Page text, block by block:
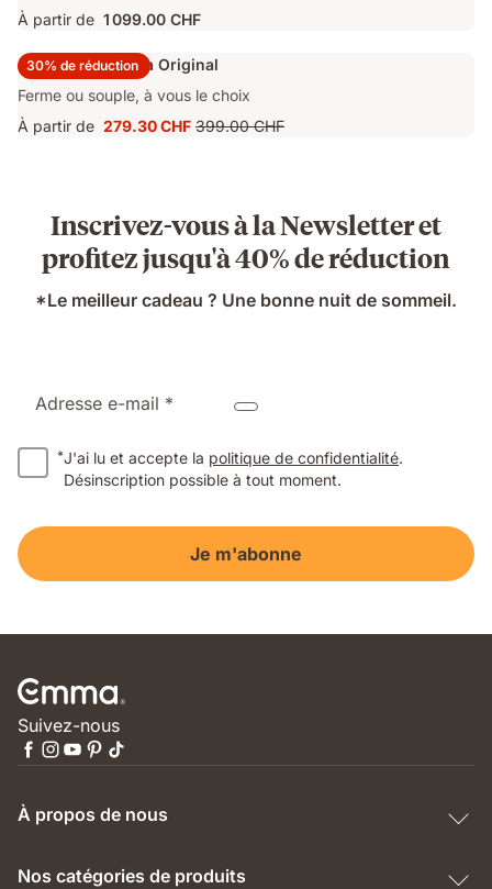
À partir de 1 099.00 CHF
30% de réduction
Surmatelas Emma Original
Ferme ou souple, à vous le choix
À partir de Prix
279.30 CHF Prix
399.00 CHF
Inscrivez-vous à la Newsletter et
profitez jusqu'à 40% de réduction
*Le meilleur cadeau ? Une bonne nuit de sommeil.
Adresse e-mail *
*J'ai lu et accepte la politique de confidentialité.
Désinscription possible à tout moment.
Je m'abonne
Suivez-nous
À propos de nous
Nos catégories de produits